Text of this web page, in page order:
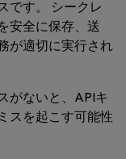
です。 シークレ
安全に保存、送
が適切に実行され
がないと、APIキ
スを起こす可能性